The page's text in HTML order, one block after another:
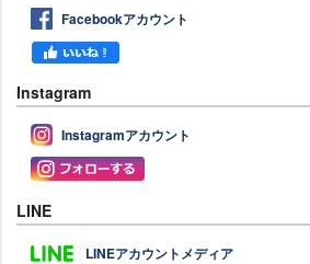
Facebookアカウント
Instagram
Instagramアカウント
LINE
LINEアカウントメディア